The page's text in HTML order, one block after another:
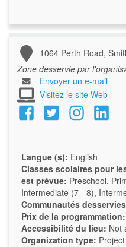
1064 Perth Road,
Zone desservie par
Envoyer un e-mail
Visitez le site Web
Langue (s): English
Classes scolaires pour
est prévue: Preschool,
Intermediate (7 - 8),
Communautés
Prix de la programmation:
Accessibilité du lieu: Not
Organization type: Project